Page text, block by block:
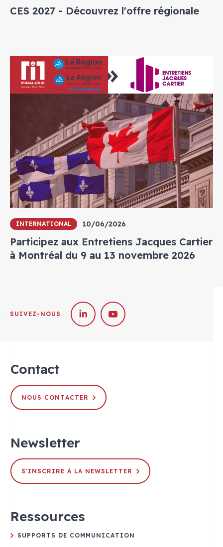
CES 2027 - Découvrez l'offre régionale
INTERNATIONAL 10/06/2026
Participez aux Entretiens Jacques Cartier
à Montréal du 9 au 13 novembre 2026
SUIVEZ-NOUS
Contact
NOUS CONTACTER
Newsletter
S'INSCRIRE À LA NEWSLETTER
Ressources
SUPPORTS DE COMMUNICATION